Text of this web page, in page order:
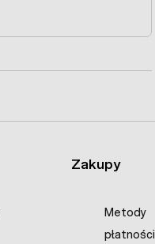
Zakupy
Metody
płatności